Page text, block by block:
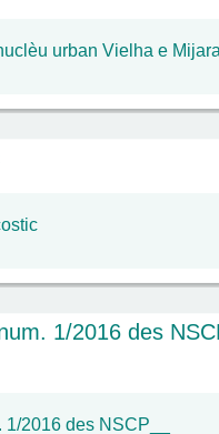
urban Vielha e
1/2016 des
2016 des NSCP__